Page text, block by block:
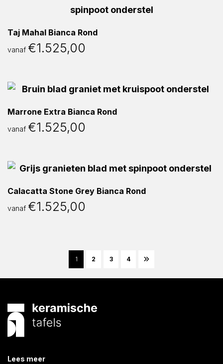
Taj Mahal Bianca Rond
vanaf €1.525,00
Marrone Extra Bianca Rond
vanaf €1.525,00
Calacatta Stone Grey Bianca Rond
vanaf €1.525,00
1 2 3 4
Lees meer